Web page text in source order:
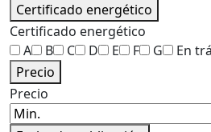
Certificado energético
Certificado energético
A
B C D E F G En
Precio
Precio